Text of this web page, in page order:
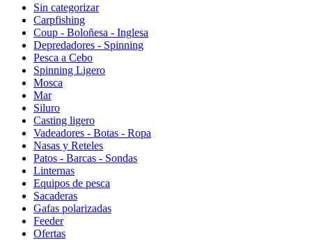
Sin categorizar
Carpfishing
Coup - Boloñesa - Inglesa
Depredadores - Spinning
Pesca a Cebo
Spinning Ligero
Mosca
Mar
Siluro
Casting ligero
Vadeadores - Botas - Ropa
Nasas y Reteles
Patos - Barcas - Sondas
Linternas
Equipos de pesca
Sacaderas
Gafas polarizadas
Feeder
Ofertas